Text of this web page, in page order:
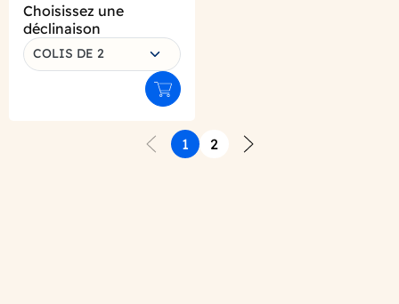
Choisissez une
déclinaison
COLIS DE 2
Ajouter au panier
Précédent
1
2